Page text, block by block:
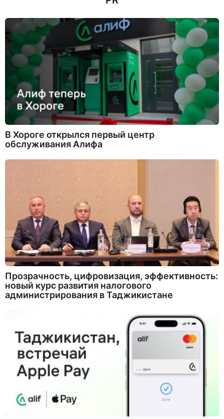
В Хороге открылся первый центр
обслуживания Алифа
Прозрачность, цифровизация, эффективность:
новый курс развития налогового
администрирования в Таджикистане